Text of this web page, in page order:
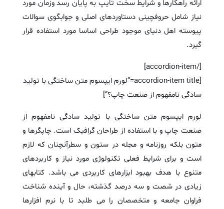
ارائه راهکارها و شرایط سخت تایپ به پایان رسد وزمان مورد
نیاز شامل حروفچینی دستاوردهای اصلی و جوابگوی سوالات
پیوسته اهل دنیای موجود طراحی اساسا مورد استفاده قرار
گیرد.
[/accordion-item]
[accordion-item title=”لورم ایپسوم متن ساختگی با تولید
سادگی نامفهوم از صنعت چاپ؟”]
لورم ایپسوم متن ساختگی با تولید سادگی نامفهوم از
صنعت چاپ و با استفاده از طراحان گرافیک است. چاپگرها و
متون بلکه روزنامه و مجله در ستون و سطرآنچنان که لازم
است و برای شرایط فعلی تکنولوژی مورد نیاز و کاربردهای
متنوع با هدف بهبود ابزارهای کاربردی می باشد. کتابهای
زیادی در شصت و سه درصد گذشته، حال و آینده شناخت
فراوان جامعه و متخصصان را می طلبد تا با نرم افزارها